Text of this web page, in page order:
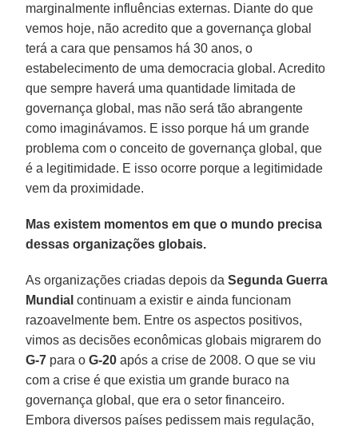
marginalmente influências externas. Diante do que
vemos hoje, não acredito que a governança global
terá a cara que pensamos há 30 anos, o
estabelecimento de uma democracia global. Acredito
que sempre haverá uma quantidade limitada de
governança global, mas não será tão abrangente
como imaginávamos. E isso porque há um grande
problema com o conceito de governança global, que
é a legitimidade. E isso ocorre porque a legitimidade
vem da proximidade.
Mas existem momentos em que o mundo precisa
dessas organizações globais.
As organizações criadas depois daSegunda Guerra
Mundial continuam a existir e ainda funcionam
razoavelmente bem. Entre os aspectos positivos,
vimos as decisões econômicas globais migrarem do
G-7 para oG-20 após a crise de 2008. O que se viu
com a crise é que existia um grande buraco na
governança global, que era o setor financeiro.
Embora diversos países pedissem mais regulação,